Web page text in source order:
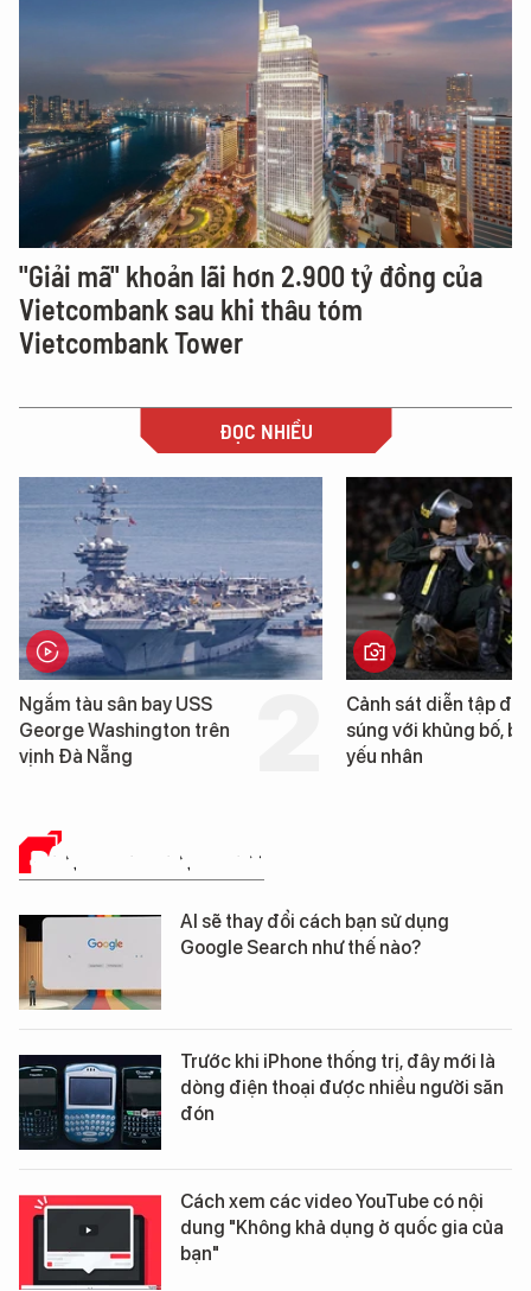
"Giải mã" khoản lãi hơn 2.900 tỷ đồng của
Vietcombank sau khi thâu tóm
Vietcombank Tower
ĐỌC NHIỀU
Cảnh sát diễn tập đấu
súng với khủng bố, bảo vệ
yếu nhân
Cận cảnh chiến
tống tàu sân bay
George
ĐÁNH GIÁ SẢN PHẨM
AI sẽ thay đổi cách bạn sử dụng
Google Search như thế nào?
Trước khi iPhone thống trị, đây mới là
dòng điện thoại được nhiều người săn
đón
Cách xem các video YouTube có nội
dung "Không khả dụng ở quốc gia của
bạn"